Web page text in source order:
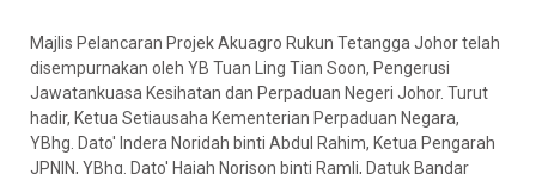
Majlis Pelancaran Projek Akuagro Rukun Tetangga Johor telah
disempurnakan oleh YB Tuan Ling Tian Soon, Pengerusi
Jawatankuasa Kesihatan dan Perpaduan Negeri Johor. Turut
hadir, Ketua Setiausaha Kementerian Perpaduan Negara,
YBhg. Dato' Indera Noridah binti Abdul Rahim, Ketua Pengarah
JPNIN, YBhg. Dato' Hajah Norison binti Ramli, Datuk Bandar